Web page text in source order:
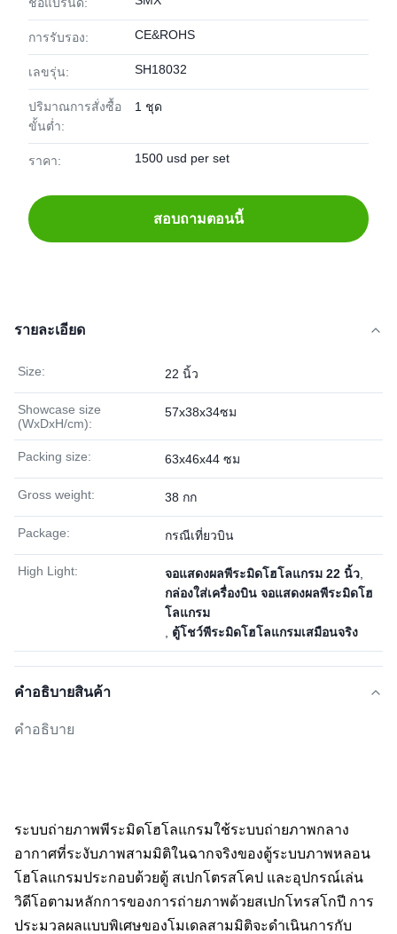
การรับรอง: CE&ROHS
เลขรุ่น: SH18032
ปริมาณการสั่งซื้อ
ขั้นต่ำ:
1 ชุด
ราคา: 1500 usd per set
สอบถามตอนนี้
รายละเอียด
Size: 22 นิ้ว
Showcase size
(WxDxH/cm):
57x38x34ซม
Packing size: 63x46x44 ซม
Gross weight: 38 กก
Package: กรณีเที่ยวบิน
High Light: จอแสดงผลพีระมิดโฮโลแกรม 22 นิ้ว
กล่องใส่เครื่องบิน จอแสดงผลพีระมิดโฮ
โลแกรม
ตู้โชว์พีระมิดโฮโลแกรมเสมือนจริง
คําอธิบายสินค้า
คำอธิบาย
ระบบถ่ายภาพพีระมิดโฮโลแกรมใช้ระบบถ่ายภาพกลาง
อากาศที่ระงับภาพสามมิติในฉากจริงของตู้ระบบภาพหลอน
โฮโลแกรมประกอบด้วยตู้ สเปกโตรสโคป และอุปกรณ์เล่น
วิดีโอตามหลักการของการถ่ายภาพด้วยสเปกโทรสโกปี การ
ประมวลผลแบบพิเศษของโมเดลสามมิติจะดำเนินการกับ